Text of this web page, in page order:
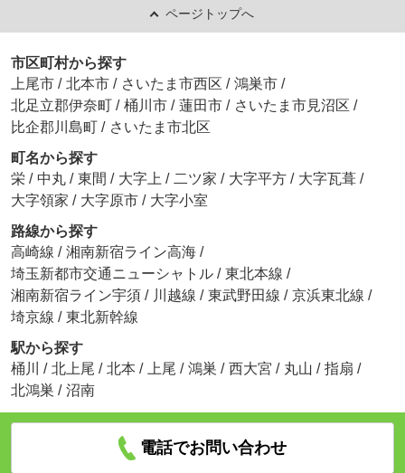
ページトップへ
市区町村から探す
上尾市 / 北本市 / さいたま市西区 / 鴻巣市 /
北足立郡伊奈町 / 桶川市 / 蓮田市 / さいたま市見沼区 /
比企郡川島町 / さいたま市北区
町名から探す
栄 / 中丸 / 東間 / 大字上 / 二ツ家 / 大字平方 / 大字瓦葺 /
大字領家 / 大字原市 / 大字小室
路線から探す
高崎線 / 湘南新宿ライン高海 /
埼玉新都市交通ニューシャトル / 東北本線 /
湘南新宿ライン宇須 / 川越線 / 東武野田線 / 京浜東北線 /
埼京線 / 東北新幹線
駅から探す
桶川
/ 北上尾 / 北本 / 上尾 / 鴻巣 / 西大宮 / 丸山 / 指扇 /
北鴻巣 / 沼南
電話でお問い合わせ